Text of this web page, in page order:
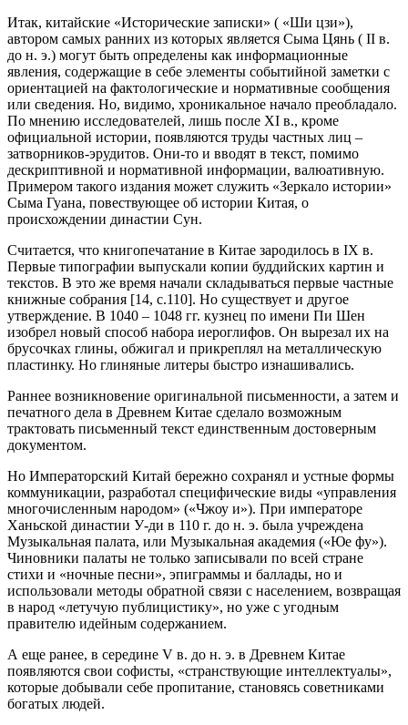
Итак, китайские «Исторические записки» ( «Ши цзи»),
автором самых ранних из которых является Сыма Цянь ( II в.
до н. э.) могут быть определены как информационные
явления, содержащие в себе элементы событийной заметки с
ориентацией на фактологические и нормативные сообщения
или сведения. Но, видимо, хроникальное начало преобладало.
По мнению исследователей, лишь после XI в., кроме
официальной истории, появляются труды частных лиц –
затворников-эрудитов. Они-то и вводят в текст, помимо
дескриптивной и нормативной информации, валюативную.
Примером такого издания может служить «Зеркало истории»
Сыма Гуана, повествующее об истории Китая, о
происхождении династии Сун.
Считается, что книгопечатание в Китае зародилось в IX в.
Первые типографии выпускали копии буддийских картин и
текстов. В это же время начали складываться первые частные
книжные собрания [14, с.110]. Но существует и другое
утверждение. В 1040 – 1048 гг. кузнец по имени Пи Шен
изобрел новый способ набора иероглифов. Он вырезал их на
брусочках глины, обжигал и прикреплял на металлическую
пластинку. Но глиняные литеры быстро изнашивались.
Раннее возникновение оригинальной письменности, а затем и
печатного дела в Древнем Китае сделало возможным
трактовать письменный текст единственным достоверным
документом.
Но Императорский Китай бережно сохранял и устные формы
коммуникации, разработал специфические виды «управления
многочисленным народом» («Чжоу и»). При императоре
Ханьской династии У-ди в 110 г. до н. э. была учреждена
Музыкальная палата, или Музыкальная академия («Юе фу»).
Чиновники палаты не только записывали по всей стране
стихи и «ночные песни», эпиграммы и баллады, но и
использовали методы обратной связи с населением, возвращая
в народ «летучую публицистику», но уже с угодным
правителю идейным содержанием.
А еще ранее, в середине V в. до н. э. в Древнем Китае
появляются свои софисты, «странствующие интеллектуалы»,
которые добывали себе пропитание, становясь советниками
богатых людей.